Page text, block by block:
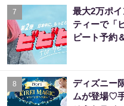
7
最大2万ポ
ティーで「
ピート予約
8
ディズニー
ムが登場♡